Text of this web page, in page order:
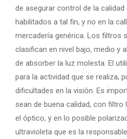
de asegurar control de la
habilitados a tal fin, y no en la
mercadería genérica. Los filtros
clasifican en nivel bajo, medio y
de absorber la luz molesta. El
para la actividad que se realiza,
dificultades en la visión. Es
sean de buena calidad, con
el óptico, y en lo posible
ultravioleta que es la